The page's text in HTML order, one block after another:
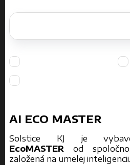
AI ECO MASTER
Solstice KJ je
EcoMASTER od
založená na umelej inteligencii.